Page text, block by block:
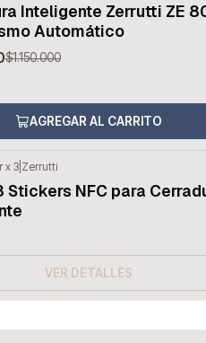
Inteligente Zerrutti ZE
Automático
$1.150.000
AGREGAR AL CARRITO
x 3 Zerrutti
Stickers NFC para
VER DETALLES